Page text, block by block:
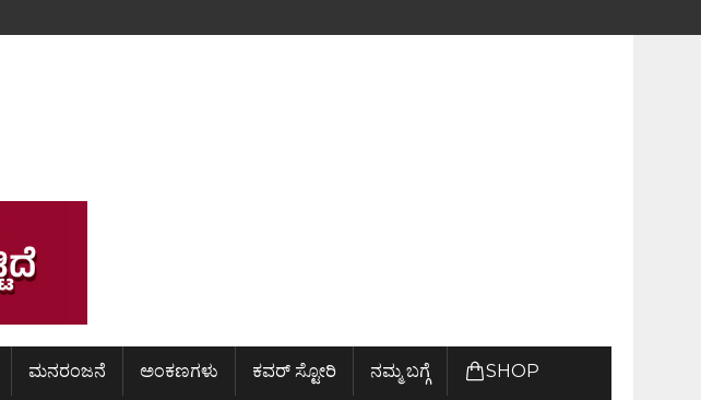
ಮನರಂಜನೆ ಅಂಕಣಗಳು ಕವರ್ ಸ್ಟೋರಿ ನಮ್ಮ ಬಗ್ಗೆ SHOP